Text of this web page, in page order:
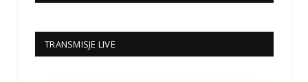
TRANSMISJE LIVE